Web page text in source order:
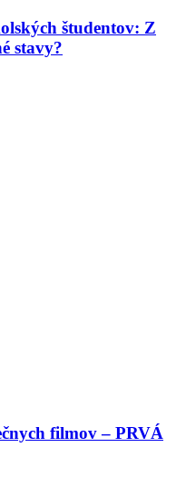
študentov: Z
stavy?
filmov – PRVÁ